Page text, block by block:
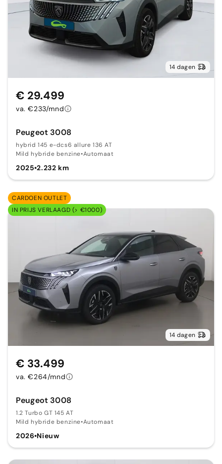
14 dagen
Peugeot 3008
hybrid 145 e-dcs6 allure 136 AT
Mild hybride benzine•Automaat
2025•2.232 km
€ 29.499
va. €233/mnd
CARDOEN OUTLET
IN PRIJS VERLAAGD (> €1000)
14 dagen
Peugeot 3008
1.2 Turbo GT 145 AT
Mild hybride benzine•Automaat
2026•Nieuw
€ 33.499
va. €264/mnd